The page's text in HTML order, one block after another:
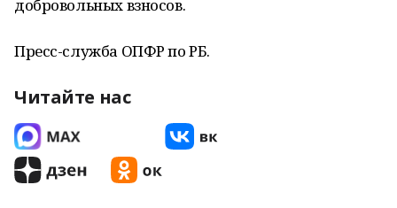
добровольных взносов.
Пресс-служба ОПФР по РБ.
Читайте нас